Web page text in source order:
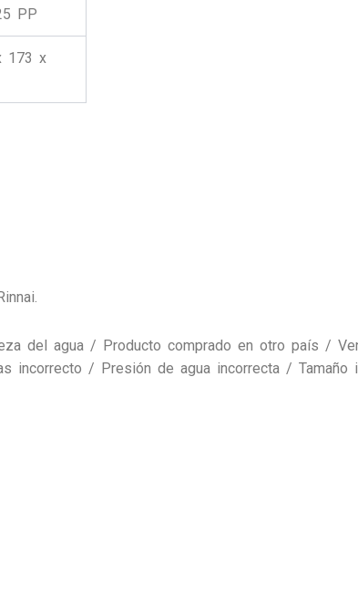
PP
173 x
del agua / Producto comprado en otro país /
/ Presión de agua incorrecta / Tamaño